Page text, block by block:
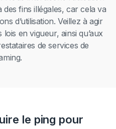
fins illégales, car cela va
d’utilisation. Veillez à agir
en vigueur, ainsi qu’aux
de services de
le ping pour